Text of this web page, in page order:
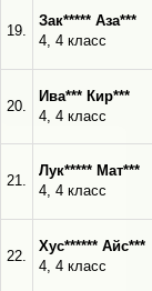
19.
Зак***** Аза***
4, 4 класс
20.
Ива*** Кир***
4, 4 класс
21.
Лук***** Мат***
4, 4 класс
22.
Хус****** Айс***
4, 4 класс